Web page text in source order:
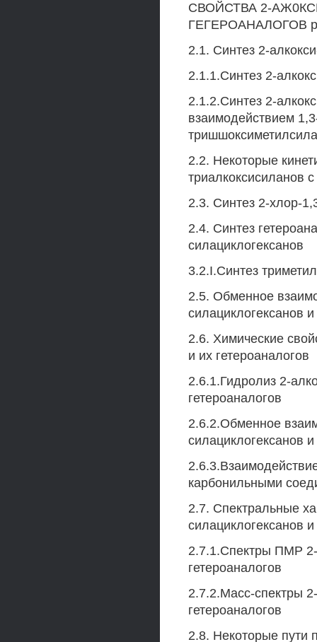
СВОЙСТВА 2-
ГЕГЕРОАНАЛОГОВ
2.1. Синтез 2-
2.1.1.Синтез 2-
2.1.2.Синтез 2-
взаимодействием
2.2. Некоторые
триалкоксисиланов
2.3. Синтез 2-хлор-
2.4. Синтез
силациклогексанов
3.2.I.Синтез
2.5. Обменное
силациклогексанов
2.6. Химические
и их гетероаналогов
2.6.1.Гидролиз 2-
гетероаналогов
2.6.2.Обменное
силациклогексанов
карбонильными
2.7. Спектральные
силациклогексанов
2.7.1.Спектры ПМР 2-
гетероаналогов
2.7.2.Масс-спектры
гетероаналогов
2.8. Некоторые пути